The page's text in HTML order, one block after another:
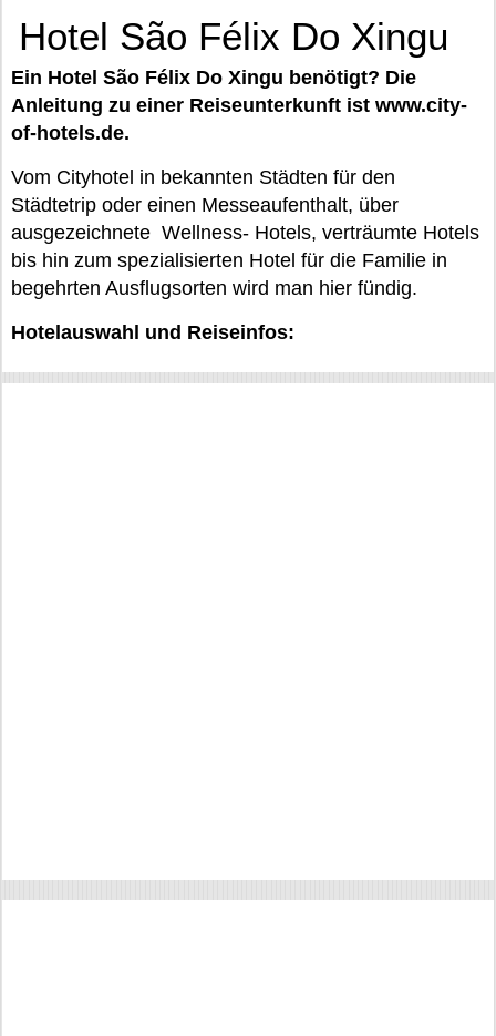
Hotel São Félix Do Xingu
Ein Hotel São Félix Do Xingu benötigt? Die
Anleitung zu einer Reiseunterkunft ist www.city-
of-hotels.de.
Vom Cityhotel in bekannten Städten für den
Städtetrip oder einen Messeaufenthalt, über
ausgezeichnete Wellness- Hotels, verträumte Hotels
bis hin zum spezialisierten Hotel für die Familie in
begehrten Ausflugsorten wird man hier fündig.
Hotelauswahl und Reiseinfos: